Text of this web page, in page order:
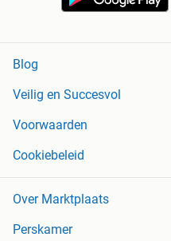
Blog
Veilig en Succesvol
Voorwaarden
Cookiebeleid
Over Marktplaats
Perskamer